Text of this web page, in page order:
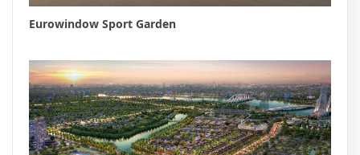
Eurowindow Sport Garden